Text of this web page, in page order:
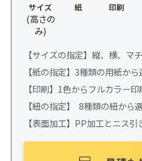
サイズ
(高さの
み)
紙 印刷
【サイズの指定】縦、横、マ
【紙の指定】3種類の用紙か
【印刷】1色からフルカラー
【紐の指定】 8種類の紐から
【表面加工】PP加工とニス